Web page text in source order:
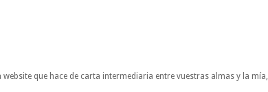
que hace de carta intermediaria entre vuestras almas y la mía,